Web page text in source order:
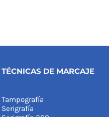
TÉCNICAS DE MARCAJE
Tampografía
Serigrafía